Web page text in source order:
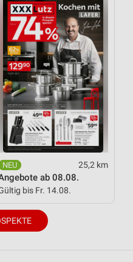
25,2 km
ab 08.08.
bis Fr. 14.08.